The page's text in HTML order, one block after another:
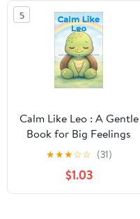
5
Calm Like Leo : A Gentle
Book for Big Feelings
and Calm Minds
★★★☆☆ (31)
$1.03